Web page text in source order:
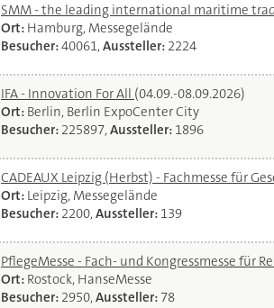
SMM - the leading international maritime
Ort: Hamburg, Messegelände
Besucher:40061,Aussteller: 2224
IFA - Innovation For All (04.09.-08.09.2026)
Ort: Berlin, Berlin ExpoCenter City
Besucher: 225897,Aussteller: 1896
CADEAUX Leipzig (Herbst) - Fachmesse für
Ort: Leipzig, Messegelände
Besucher: 2200,Aussteller: 139
PflegeMesse - Fach- und Kongressmesse für
Ort: Rostock, HanseMesse
Besucher: 2950,Aussteller: 78